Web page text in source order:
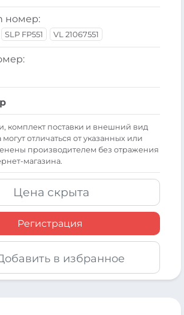
номер:
SLP FP551 VL 21067551
комплект поставки и внешний вид
отличаться от указанных или
производителем без отражения
магазина.
Цена скрыта
Регистрация
в избранное